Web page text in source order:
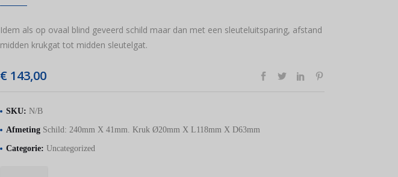
Idem als op ovaal blind geveerd schild maar dan met een sleuteluitsparing, afstand
midden krukgat tot midden sleutelgat.
€143,00
SKU: N/B
Afmeting Schild: 240mm X 41mm. Kruk Ø20mm X L118mm X D63mm
Categorie: Uncategorized